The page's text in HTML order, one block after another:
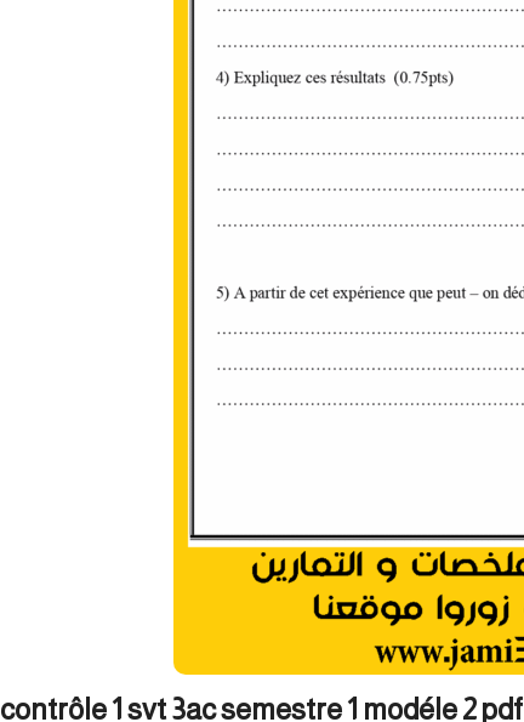
contrôle 1 svt 3ac semestre 1 modéle 2 pdf